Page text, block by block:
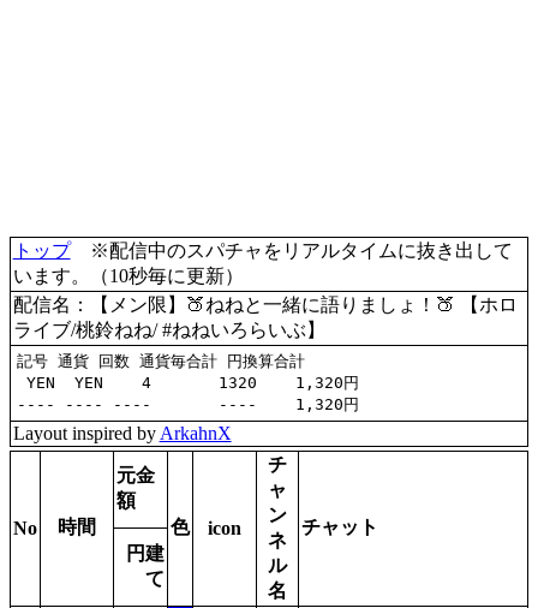
トップ※配信中のスパチャをリアルタイムに抜き出して
います。（10秒毎に更新）
配信名：【メン限】🍑ねねと一緒に語りましょ！🍑 【ホロ
ライブ/桃鈴ねね/ #ねねいろらいぶ】
記号 通貨 回数 通貨毎合計 円換算合計
YEN  YEN    4       1320    1,320円
Layout inspired by ArkahnX
No 時間
元金
額
色
icon
チ
ャ
ン
ネ
ル
名
チャット
円建
て